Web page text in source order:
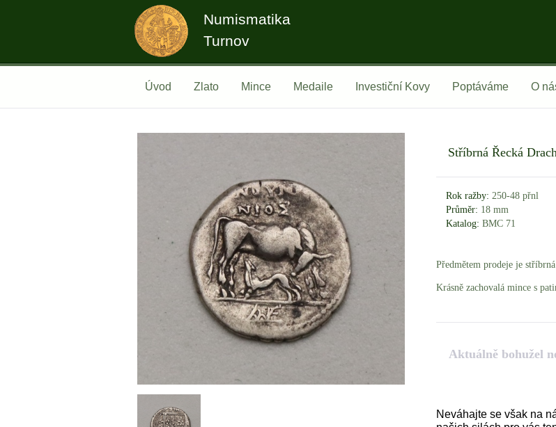
Numismatika
Turnov
Úvod Zlato Mince Medaile Investiční Kovy Poptáváme O
Stříbrná Řecká
Rok ražby: 250-48 přnl
Průměr: 18 mm
Katalog: BMC 71
Předmětem prodeje je stříbrná
Krásně zachovalá mince s
Aktuálně bohužel
Neváhajte se však na